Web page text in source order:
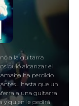
a la guitarra
alcanzar el
ha perdido
hasta que un
a una guitarra
y quien le pedirá